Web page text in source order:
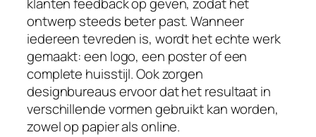
klanten feedback op geven, zodat het
ontwerp steeds beter past. Wanneer
iedereen tevreden is, wordt het echte werk
gemaakt: een logo, een poster of een
complete huisstijl. Ook zorgen
designbureaus ervoor dat het resultaat in
verschillende vormen gebruikt kan worden,
zowel op papier als online.